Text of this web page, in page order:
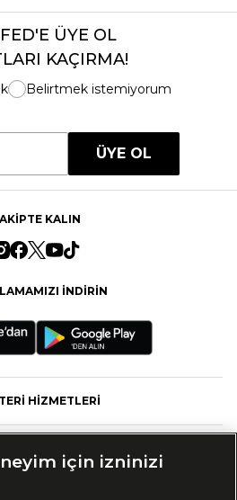
ÜYE OL
KAÇIRMA!
Belirtmek istemiyorum
ÜYE OL
KALIN
İNDİRİN
HİZMETLERİ
için izninizi